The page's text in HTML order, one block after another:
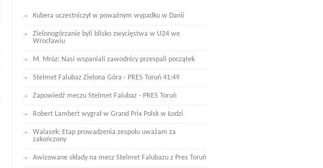
Kubera uczestniczył w poważnym wypadku w Danii
Zielonogórzanie byli blisko zwycięstwa w U24 we
Wrocławiu
M. Mróz: Nasi wspaniali zawodnicy przespali początek
Stelmet Falubaz Zielona Góra - PRES Toruń 41:49
Zapowiedź meczu Stelmet Falubaz - PRES Toruń
Robert Lambert wygrał w Grand Prix Polsk w Łodzi
Walasek: Etap prowadzenia zespołu uważam za
zakończony
Awizowane składy na mecz Stelmet Falubazu z Pres Toruń